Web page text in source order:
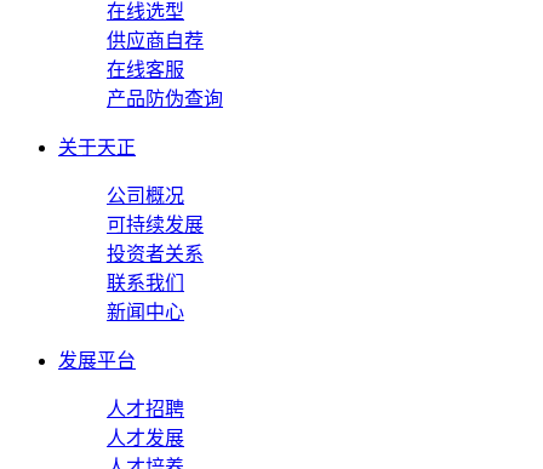
在线选型
供应商自荐
在线客服
产品防伪查询
关于天正
公司概况
可持续发展
投资者关系
联系我们
新闻中心
发展平台
人才招聘
人才发展